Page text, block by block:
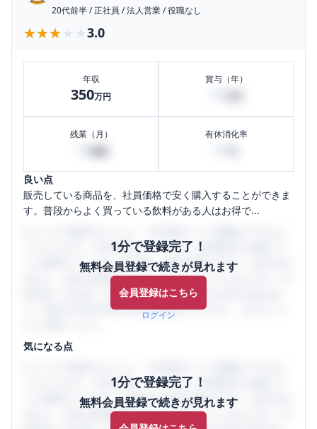
20代前半/正社員 /法人営業/役職なし
★★★★★
★★★★★ 3.0
年収
350万円
賞与（年）
残業（月） 有休消化率
良い点
販売している商品を、社員価格で安く購入することができま
す。普段からよく買っている飲料がある人はお得で...
1分で登録完了！
無料会員登録で続きが見れます
会員登録はこちら
ログイン
うになります。SHEHUB(シーハブ)は、女性限定の企業口コ
ミの投稿サイトです。給与面・女性の働きやすさ・会社の評
判など、女性の転職は気にすべき点がたくさんあります。先
輩社員（元社員）の口コミを通して、本当の会社の姿を知
り、将来の不安や現在の悩みを解消するために、ぜひサイト
気になる点
1分で登録完了！
無料会員登録で続きが見れます
うになります。SHEHUB(シーハブ)は、女性限定の企業口コ
ミの投稿サイトです。給与面・女性の働きやすさ・会社の評
判など、女性の転職は気にすべき点がたくさんあります。先